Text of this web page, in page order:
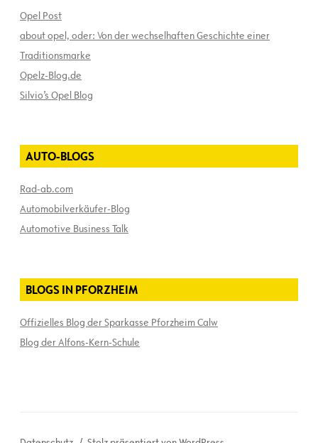
Opel Post
about opel, oder: Von der wechselhaften Geschichte einer
Traditionsmarke
Opelz-Blog.de
Silvio’s Opel Blog
AUTO-BLOGS
Rad-ab.com
Automobilverkäufer-Blog
Automotive Business Talk
BLOGS IN PFORZHEIM
Offizielles Blog der Sparkasse Pforzheim Calw
Blog der Alfons-Kern-Schule